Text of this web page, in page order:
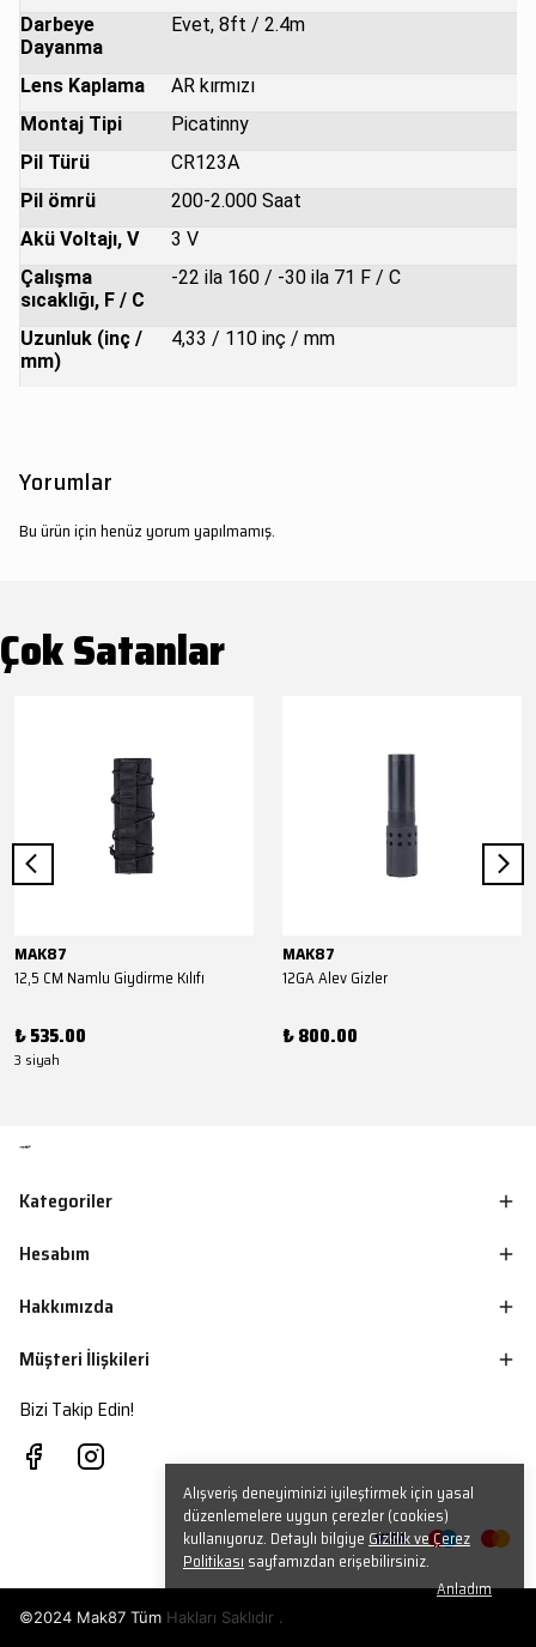
Alışveriş deneyiminizi iyileştirmek için yasal
düzenlemelere uygun çerezler (cookies)
kullanıyoruz. Detaylı bilgiye Gizlilik ve Çerez
Politikası sayfamızdan erişebilirsiniz.
Anladım
Darbeye
Dayanma
Evet, 8ft / 2.4m
Lens Kaplama
AR kırmızı
Montaj Tipi
Picatinny
Pil Türü
CR123A
Pil ömrü
200-2.000 Saat
Akü Voltajı, V
3 V
Çalışma
sıcaklığı, F / C
-22 ila 160 / -30 ila 71 F / C
Uzunluk (inç /
mm)
4,33 / 110 inç / mm
Yorumlar
Bu ürün için henüz yorum yapılmamış.
Çok Satanlar
MAK87
12,5 CM Namlu Giydirme Kılıfı
₺ 535.00
3 siyah
MAK87
12GA Alev Gizler
₺ 800.00
Kategoriler
Hesabım
Hakkımızda
Müşteri İlişkileri
Bizi Takip Edin!
©2024 Mak87 Tüm Hakları Saklıdır .